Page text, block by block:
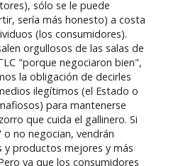
sólo se le puede
sería más honesto) a costa
(los consumidores).
orgullosos de las salas de
"porque negociaron bien",
la obligación de decirles
ilegítimos (el Estado o
para mantenerse
que cuida el gallinero. Si
no negocian, vendrán
y productos mejores y más
ya que los consumidores